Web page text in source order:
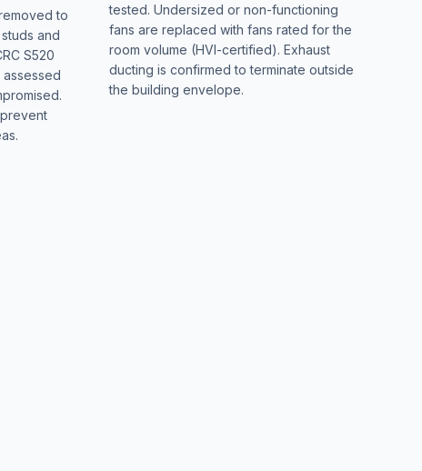
to
and
S520
tested. Undersized or non-functioning
fans are replaced with fans rated for the
room volume (HVI-certified). Exhaust
ducting is confirmed to terminate outside
the building envelope.